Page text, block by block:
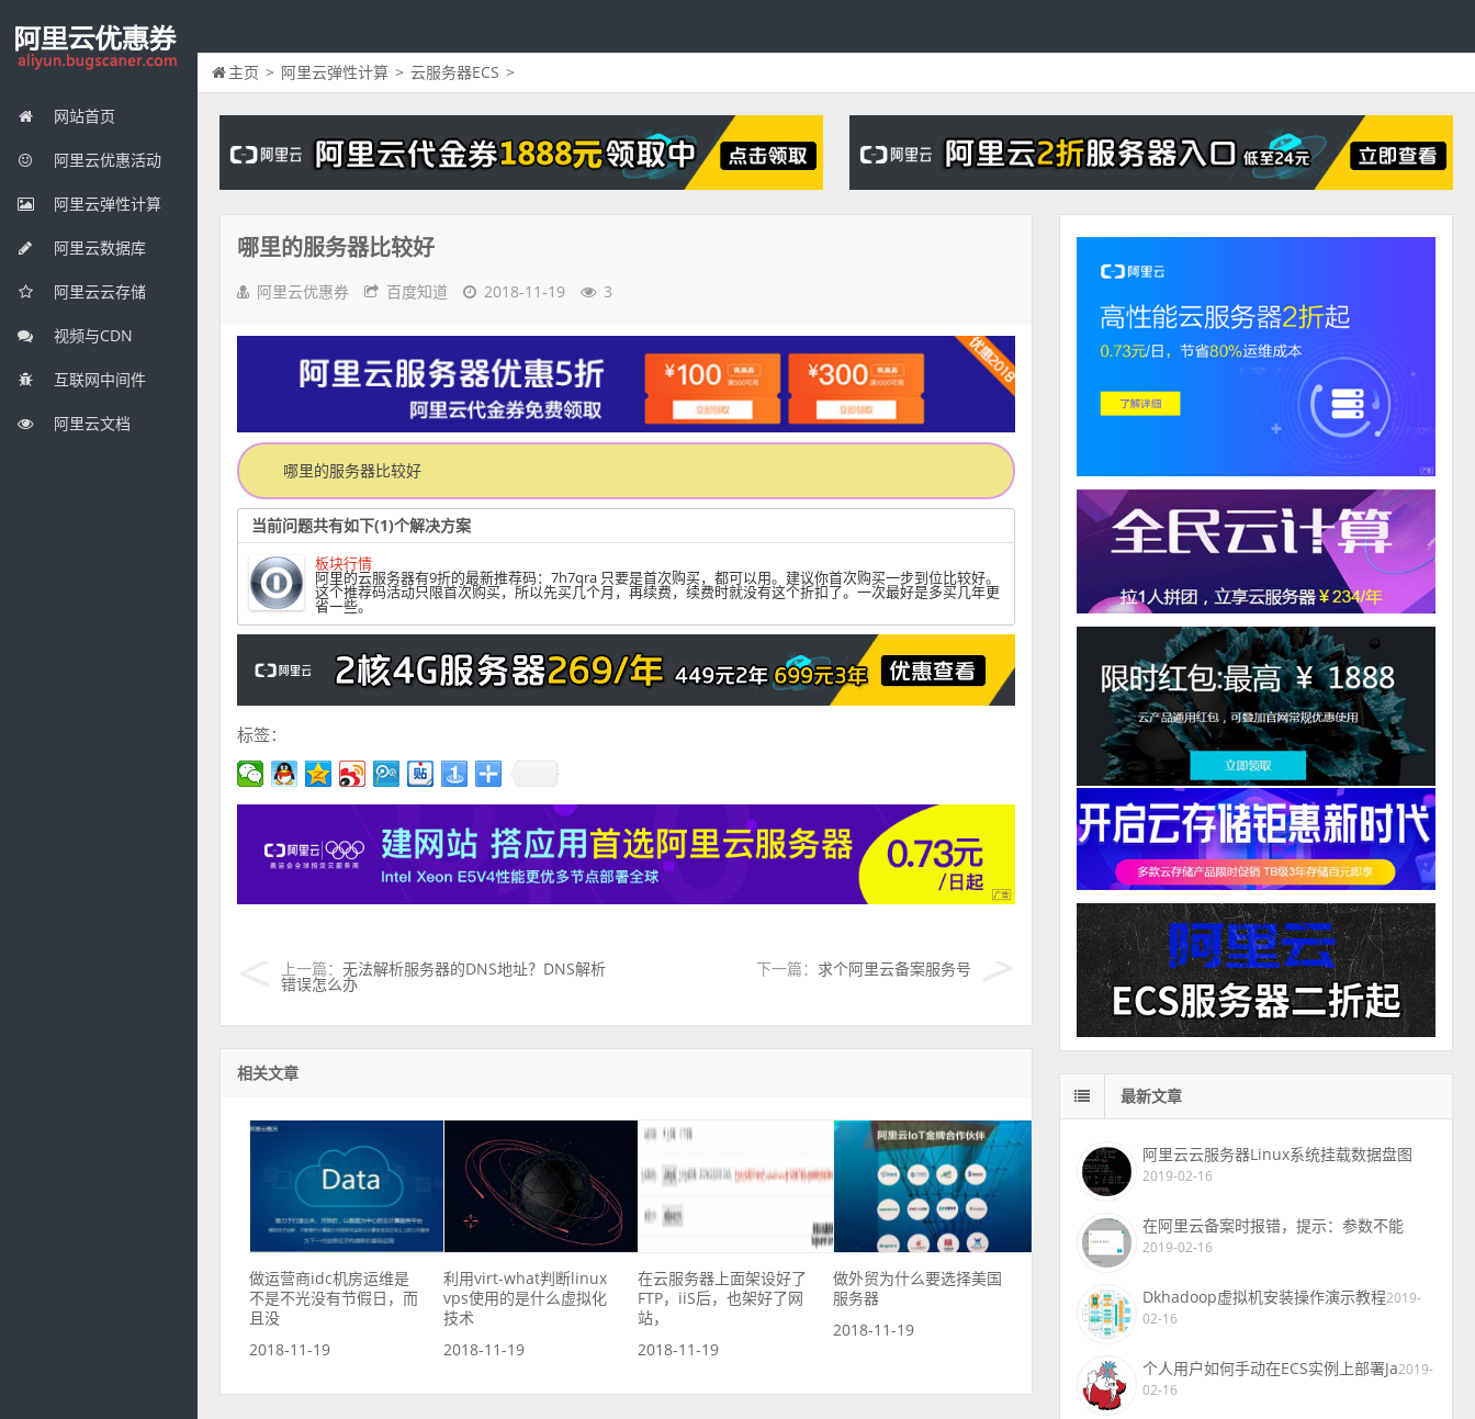
网站首页
阿里云优惠活动
阿里云弹性计算
阿里云数据库
阿里云云存储
视频与CDN
互联网中间件
阿里云文档
主页 > 阿里云弹性计算 > 云服务器ECS >
哪里的服务器比较好
阿里云优惠券 百度知道 2018-11-19 3
哪里的服务器比较好
当前问题共有如下(1)个解决方案
板块行情
阿里的云服务器有9折的最新推荐码：7h7qra 只要是首次购买，都可以用。建议你首次购买一步到位比较好。
这个推荐码活动只限首次购买，所以先买几个月，再续费，续费时就没有这个折扣了。一次最好是多买几年更
省一些。
标签：
上一篇： 无法解析服务器的DNS地址？DNS解析
错误怎么办
下一篇： 求个阿里云备案服务号
相关文章
做运营商idc机房运维是
不是不光没有节假日，而
且没
2018-11-19
利用virt-what判断linux
vps使用的是什么虚拟化
技术
2018-11-19
在云服务器上面架设好了
FTP，iiS后，也架好了网
站，
2018-11-19
做外贸为什么要选择美国
服务器
2018-11-19
最新文章
阿里云云服务器Linux系统挂载数据盘图
2019-02-16
在阿里云备案时报错，提示：参数不能
2019-02-16
Dkhadoop虚拟机安装操作演示教程2019-
02-16
个人用户如何手动在ECS实例上部署Ja2019-
02-16